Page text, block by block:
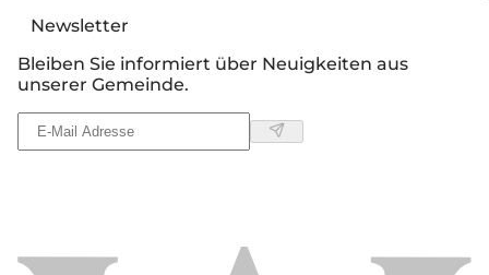
Newsletter
Bleiben Sie informiert über Neuigkeiten aus
unserer Gemeinde.